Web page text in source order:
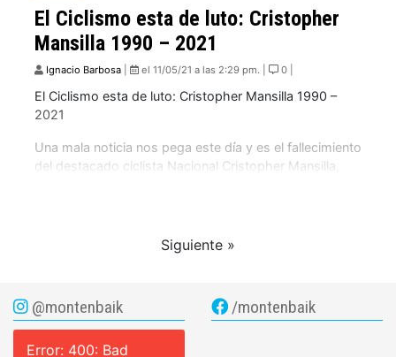
El Ciclismo esta de luto: Cristopher
Mansilla 1990 – 2021
Ignacio Barbosa el 11/05/21 a las 2:29 pm. | 0 |
El Ciclismo esta de luto: Cristopher Mansilla 1990 –
2021
Una mala noticia nos pega este día y es el fallecimiento
del destacado ciclista Nacional Cristopher Mansilla,
Siguiente »
@montenbaik
Error: 400: Bad
/montenbaik